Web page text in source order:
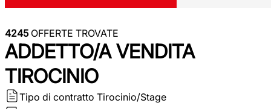
4245OFFERTE TROVATE
ADDETTO/A VENDITA
TIROCINIO
Tipo di contratto Tirocinio/Stage